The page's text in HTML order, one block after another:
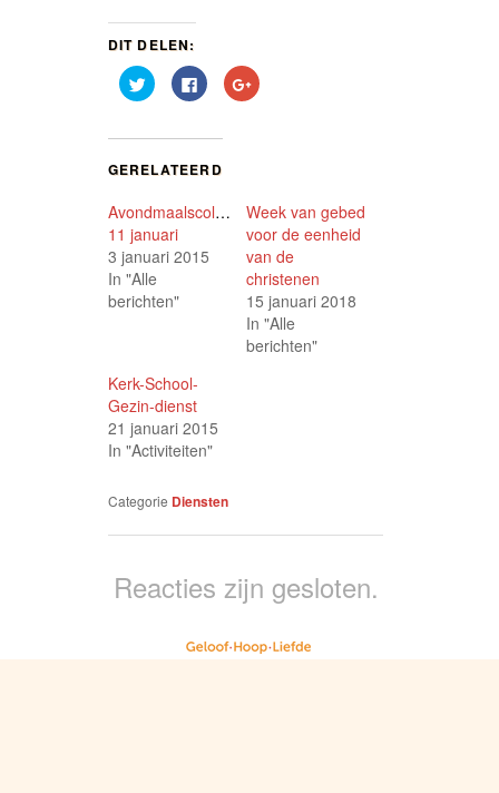
DIT DELEN:
Klik
om
in
venster
geopend)
Klik
om
in
venster
Klik
om
venster
geopend)
GERELATEERD
Avondmaalscollecte
11 januari
3 januari 2015
In "Alle
berichten"
Week van gebed
voor de eenheid
van de
christenen
15 januari 2018
In "Alle
berichten"
Kerk-School-
Gezin-dienst
21 januari 2015
In "Activiteiten"
Categorie Diensten
Reacties zijn gesloten.